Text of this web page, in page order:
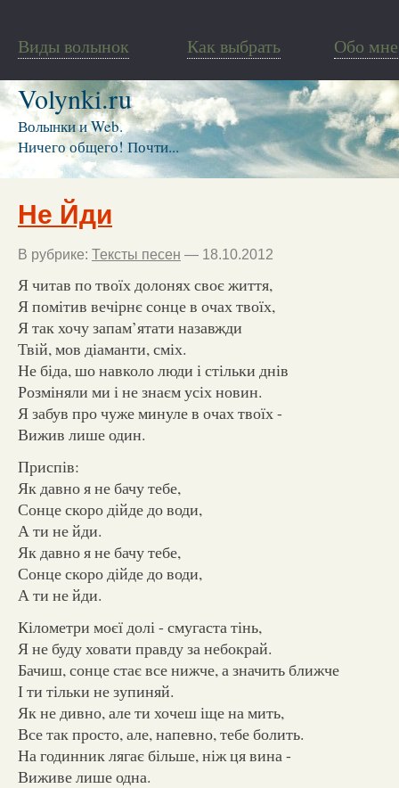
Виды волынок Как выбрать Обо мне
Volynki.ru
Волынки и Web.
Ничего общего! Почти...
Не Йди
В рубрике: Тексты песен — 18.10.2012
Я читав по твоїх долонях своє життя,
Я помітив вечірнє сонце в очах твоїх,
Я так хочу запам’ятати назавжди
Твій, мов діаманти, сміх.
Не біда, шо навколо люди і стільки днів
Розміняли ми і не знаєм усіх новин.
Я забув про чуже минуле в очах твоїх -
Вижив лише один.
Приспів:
Як давно я не бачу тебе,
Сонце скоро дійде до води,
А ти не йди.
Як давно я не бачу тебе,
Сонце скоро дійде до води,
А ти не йди.
Кілометри моєї долі - смугаста тінь,
Я не буду ховати правду за небокрай.
Бачиш, сонце стає все нижче, а значить ближче
І ти тільки не зупиняй.
Як не дивно, але ти хочеш іще на мить,
Все так просто, але, напевно, тебе болить.
На годинник лягає більше, ніж ця вина -
Виживе лише одна.